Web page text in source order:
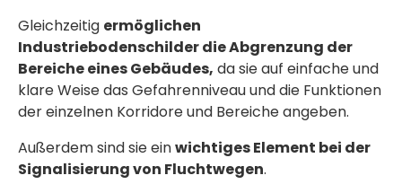
Gleichzeitig ermöglichen
Industriebodenschilder die Abgrenzung der
Bereiche eines Gebäudes, da sie auf einfache und
klare Weise das Gefahrenniveau und die Funktionen
der einzelnen Korridore und Bereiche angeben.
Außerdem sind sie einwichtiges Element bei der
Signalisierung von Fluchtwegen.